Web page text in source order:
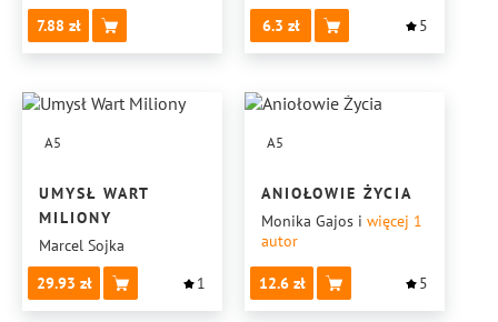
7.88
6.3 5
A5
UMYSŁ WART
MILIONY
Marcel Sojka
29.93
1
A5
ANIOŁOWIE ŻYCIA
Monika Gajos i więcej 1
autor
12.6 5